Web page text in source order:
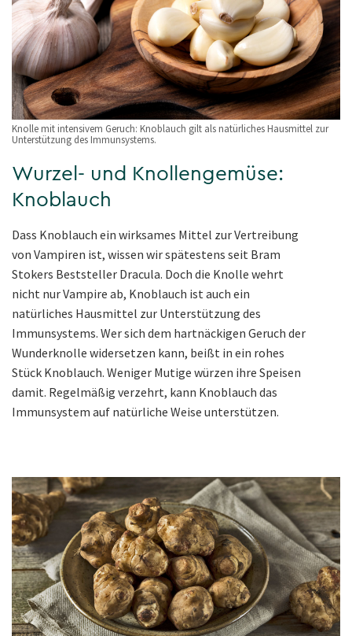
Knolle mit intensivem Geruch: Knoblauch gilt als natürliches Hausmittel zur
Unterstützung des Immunsystems.
Wurzel- und Knollengemüse:
Knoblauch
Dass Knoblauch ein wirksames Mittel zur Vertreibung
von Vampiren ist, wissen wir spätestens seit Bram
Stokers Beststeller Dracula. Doch die Knolle wehrt
nicht nur Vampire ab, Knoblauch ist auch ein
natürliches Hausmittel zur Unterstützung des
Immunsystems. Wer sich dem hartnäckigen Geruch der
Wunderknolle widersetzen kann, beißt in ein rohes
Stück Knoblauch. Weniger Mutige würzen ihre Speisen
damit. Regelmäßig verzehrt, kann Knoblauch das
Immunsystem auf natürliche Weise unterstützen.